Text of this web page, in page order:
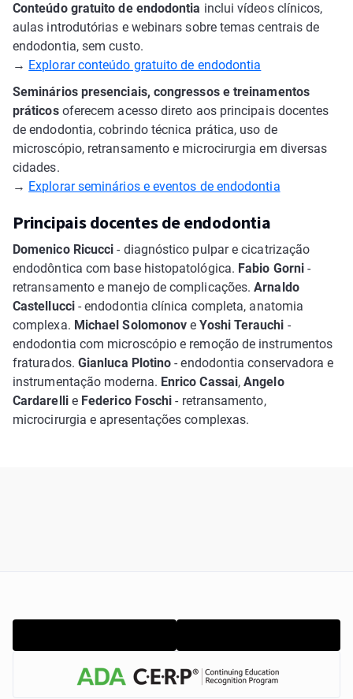
Conteúdo gratuito de endodontia inclui vídeos clínicos,
aulas introdutórias e webinars sobre temas centrais de
endodontia, sem custo.
→ Explorar conteúdo gratuito de endodontia
Seminários presenciais, congressos e treinamentos
práticosoferecem acesso direto aos principais docentes
de endodontia, cobrindo técnica prática, uso de
microscópio, retransamento e microcirurgia em diversas
cidades.
→ Explorar seminários e eventos de endodontia
Principais docentes de endodontia
Domenico Ricucci - diagnóstico pulpar e cicatrização
endodôntica com base histopatológica. Fabio Gorni-
retransamento e manejo de complicações.Arnaldo
Castellucci- endodontia clínica completa, anatomia
complexa. Michael Solomonov eYoshi Terauchi -
endodontia com microscópio e remoção de instrumentos
fraturados. Gianluca Plotino - endodontia conservadora e
instrumentação moderna. Enrico Cassai,Angelo
Cardarellie Federico Foschi - retransamento,
microcirurgia e apresentações complexas.